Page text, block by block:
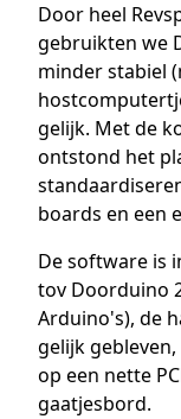
Door heel
gebruikten we
minder stabiel
gelijk. Met de
ontstond het
boards en een
De software is
tov Doorduino
Arduino's), de
gelijk
op een nette
gaatjesbord.